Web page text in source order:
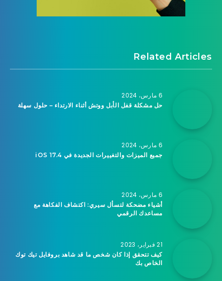
Related Articles
6 مارس، 2024
حل مشكلة قفل الأبل ووتش أثناء الارتداء – حلول سهلة
6 مارس، 2024
جميع الميزات والتغييرات الجديدة في iOS 17.4
6 مارس، 2024
أشياء مضحكة لتسأل سيري: اكتشاف الفكاهة مع
مساعدك الرقمي
21 فبراير، 2023
كيف تتحقق إذا كان شخص ما قد شاهد بروفايل تيك توك
الخاص بك